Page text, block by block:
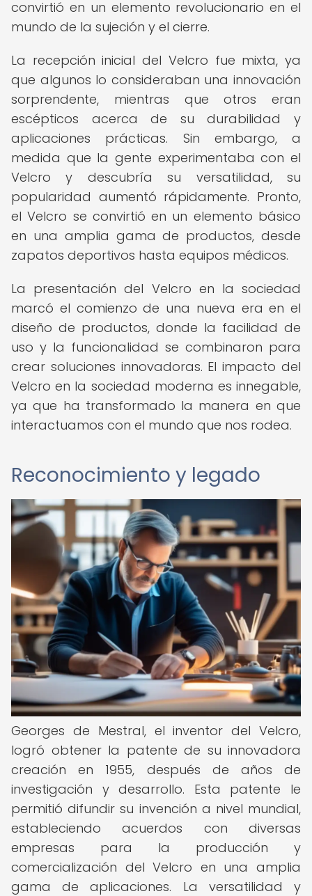
convirtió en un elemento revolucionario en el
mundo de la sujeción y el cierre.
La recepción inicial del Velcro fue mixta, ya
que algunos lo consideraban una innovación
sorprendente, mientras que otros eran
escépticos acerca de su durabilidad y
aplicaciones prácticas. Sin embargo, a
medida que la gente experimentaba con el
Velcro y descubría su versatilidad, su
popularidad aumentó rápidamente. Pronto,
el Velcro se convirtió en un elemento básico
en una amplia gama de productos, desde
zapatos deportivos hasta equipos médicos.
La presentación del Velcro en la sociedad
marcó el comienzo de una nueva era en el
diseño de productos, donde la facilidad de
uso y la funcionalidad se combinaron para
crear soluciones innovadoras. El impacto del
Velcro en la sociedad moderna es innegable,
ya que ha transformado la manera en que
interactuamos con el mundo que nos rodea.
Reconocimiento y legado
Georges de Mestral, el inventor del Velcro,
logró obtener la patente de su innovadora
creación en 1955, después de años de
investigación y desarrollo. Esta patente le
permitió difundir su invención a nivel mundial,
estableciendo acuerdos con diversas
empresas para la producción y
comercialización del Velcro en una amplia
gama de aplicaciones. La versatilidad y